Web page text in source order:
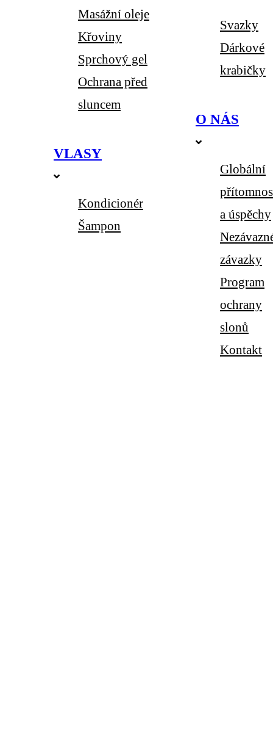
Masážní oleje
Křoviny
Sprchový gel
Ochrana před
sluncem
VLASY
Kondicionér
Šampon
Svazky
Dárkové
krabičky
O NÁS
Globální
a úspěchy
závazky
Program
ochrany
slonů
Kontakt